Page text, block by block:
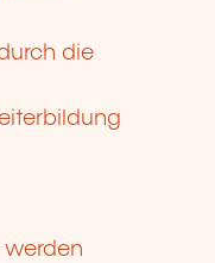
die
werden